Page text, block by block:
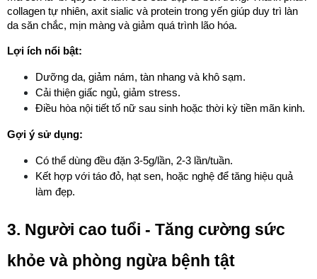
collagen tự nhiên, axit sialic và protein trong yến giúp duy trì làn
da săn chắc, mịn màng và giảm quá trình lão hóa.
Lợi ích nổi bật:
Dưỡng da, giảm nám, tàn nhang và khô sạm.
Cải thiện giấc ngủ, giảm stress.
Điều hòa nội tiết tố nữ sau sinh hoặc thời kỳ tiền mãn kinh.
Gợi ý sử dụng:
Có thể dùng đều đặn 3-5g/lần, 2-3 lần/tuần.
Kết hợp với táo đỏ, hạt sen, hoặc nghệ để tăng hiệu quả
làm đẹp.
3. Người cao tuổi - Tăng cường sức
khỏe và phòng ngừa bệnh tật